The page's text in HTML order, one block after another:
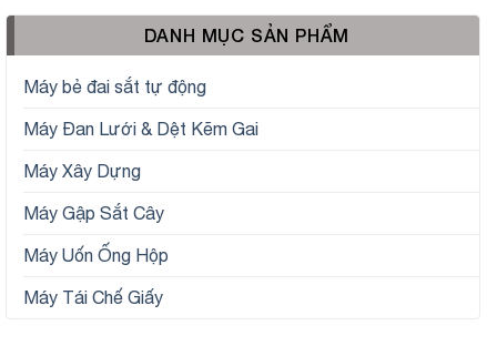
DANH MỤC SẢN PHẨM
Máy bẻ đai sắt tự động
Máy Đan Lưới & Dệt Kẽm Gai
Máy Xây Dựng
Máy Gập Sắt Cây
Máy Uốn Ống Hộp
Máy Tái Chế Giấy